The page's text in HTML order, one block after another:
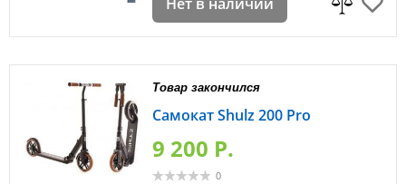
Товар закончился
Самокат Shulz 200 Pro
9 200 P.
0